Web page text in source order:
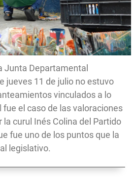
Junta Departamental
jueves 11 de julio no estuvo
vinculados a lo
el caso de las valoraciones
la curul Inés Colina del Partido
fue uno de los puntos que la
legislativo.